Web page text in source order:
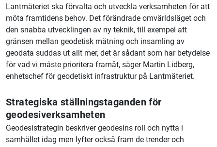
Lantmäteriet ska förvalta och utveckla verksamheten för att
möta framtidens behov. Det förändrade omvärldsläget och
den snabba utvecklingen av ny teknik, till exempel att
gränsen mellan geodetisk mätning och insamling av
geodata suddas ut allt mer, det är sådant som har betydelse
för vad vi måste prioritera framåt, säger Martin Lidberg,
enhetschef för geodetiskt infrastruktur på Lantmäteriet.
Strategiska ställningstaganden för
geodesiverksamheten
Geodesistrategin beskriver geodesins roll och nytta i
samhället idag men lyfter också fram de trender och